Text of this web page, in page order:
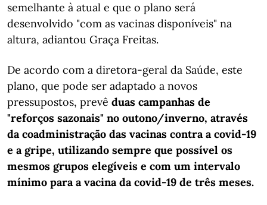
semelhante à atual e que o plano será
desenvolvido "com as vacinas disponíveis" na
altura, adiantou Graça Freitas.
De acordo com a diretora-geral da Saúde, este
plano, que pode ser adaptado a novos
pressupostos, prevê duas campanhas de
"reforços sazonais" no outono/inverno, através
da coadministração das vacinas contra a covid-19
e a gripe, utilizando sempre que possível os
mesmos grupos elegíveis e com um intervalo
mínimo para a vacina da covid-19 de três meses.